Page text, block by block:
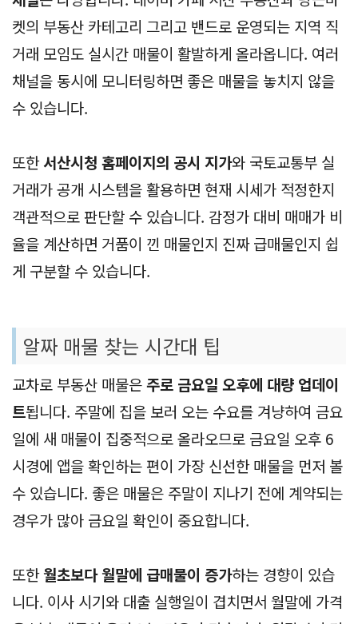
켓의 부동산 카테고리 그리고 밴드로 운영되는 지역 직
거래 모임도 실시간 매물이 활발하게 올라옵니다. 여러
채널을 동시에 모니터링하면 좋은 매물을 놓치지 않을
수 있습니다.
또한서산시청 홈페이지의 공시 지가와 국토교통부 실
거래가 공개 시스템을 활용하면 현재 시세가 적정한지
객관적으로 판단할 수 있습니다. 감정가 대비 매매가 비
율을 계산하면 거품이 낀 매물인지 진짜 급매물인지 쉽
게 구분할 수 있습니다.
알짜 매물 찾는 시간대 팁
교차로 부동산 매물은주로 금요일 오후에 대량 업데이
트됩니다. 주말에 집을 보러 오는 수요를 겨냥하여 금요
일에 새 매물이 집중적으로 올라오므로 금요일 오후 6
시경에 앱을 확인하는 편이 가장 신선한 매물을 먼저 볼
수 있습니다. 좋은 매물은 주말이 지나기 전에 계약되는
경우가 많아 금요일 확인이 중요합니다.
또한월초보다 월말에 급매물이 증가하는 경향이 있습
니다. 이사 시기와 대출 실행일이 겹치면서 월말에 가격